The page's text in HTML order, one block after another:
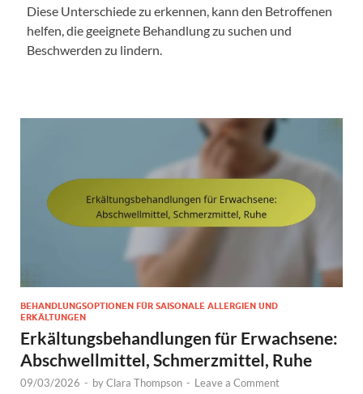
Diese Unterschiede zu erkennen, kann den Betroffenen
helfen, die geeignete Behandlung zu suchen und
Beschwerden zu lindern.
BEHANDLUNGSOPTIONEN FÜR SAISONALE ALLERGIEN UND
ERKÄLTUNGEN
Erkältungsbehandlungen für Erwachsene:
Abschwellmittel, Schmerzmittel, Ruhe
09/03/2026 - byClara Thompson - Leave a Comment